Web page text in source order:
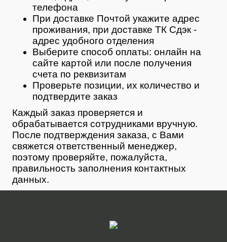
телефона
При доставке Почтой укажите адрес
проживания, при доставке ТК Сдэк -
адрес удобного отделения
Выберите способ оплаты: онлайн на
сайте картой или после получения
счета по реквизитам
Проверьте позиции, их количество и
подтвердите заказ
Каждый заказ проверяется и
обрабатывается сотрудниками вручную.
После подтверждения заказа, с Вами
свяжется ответственный менеджер,
поэтому проверяйте, пожалуйста,
правильность заполнения контактных
данных.